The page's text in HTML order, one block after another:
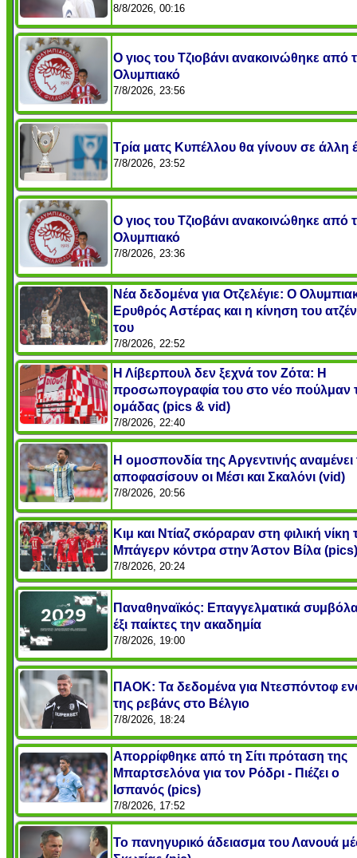
8/8/2026, 00:16
O γιος του Τζιοβάνι ανακοινώθηκε από
Ολυμπιακό
7/8/2026, 23:56
Τρία ματς Κυπέλλου θα γίνουν σε άλλη
7/8/2026, 23:52
O γιος του Τζιοβάνι ανακοινώθηκε από
Ολυμπιακό
7/8/2026, 23:36
Νέα δεδομένα για Οτζελέγιε: Ο
Ερυθρός Αστέρας και η κίνηση του
του
7/8/2026, 22:52
Η Λίβερπουλ δεν ξεχνά τον Ζότα: Η
προσωπογραφία του στο νέο πούλμαν
ομάδας (pics & vid)
7/8/2026, 22:40
Η ομοσπονδία της Αργεντινής αναμένει
αποφασίσουν οι Μέσι και Σκαλόνι (vid)
7/8/2026, 20:56
Κιμ και Ντίαζ σκόραραν στη φιλική νίκη
Μπάγερν κόντρα στην Άστον Βίλα (pics)
7/8/2026, 20:24
Παναθηναϊκός: Επαγγελματικά
έξι παίκτες την ακαδημία
7/8/2026, 19:00
ΠΑΟΚ: Τα δεδομένα για Ντεσπόντοφ
της ρεβάνς στο Βέλγιο
7/8/2026, 18:24
Απορρίφθηκε από τη Σίτι πρόταση της
Μπαρτσελόνα για τον Ρόδρι - Πιέζει ο
Ισπανός (pics)
7/8/2026, 17:52
Το πανηγυρικό άδειασμα του Λανουά